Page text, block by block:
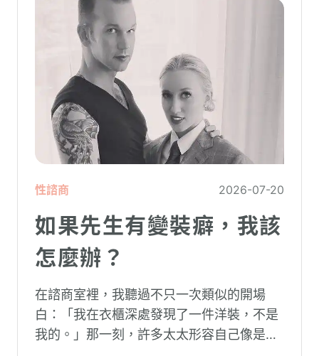
性諮商 2026-07-20
如果先生有變裝癖，我該
怎麼辦？
在諮商室裡，我聽過不只一次類似的開場
白：「我在衣櫃深處發現了一件洋裝，不是
我的。」那一刻，許多太太形容自己像是踩